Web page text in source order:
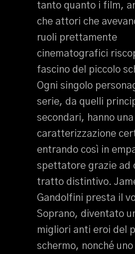
tanto quanto i film,
che attori che
ruoli prettamente
cinematografici
fascino del piccolo
Ogni singolo
serie, da quelli
secondari, hanno una
caratterizzazione
entrando così in
spettatore grazie ad
tratto distintivo.
Gandolfini presta il
Soprano, diventato
migliori anti eroi del
schermo, nonché